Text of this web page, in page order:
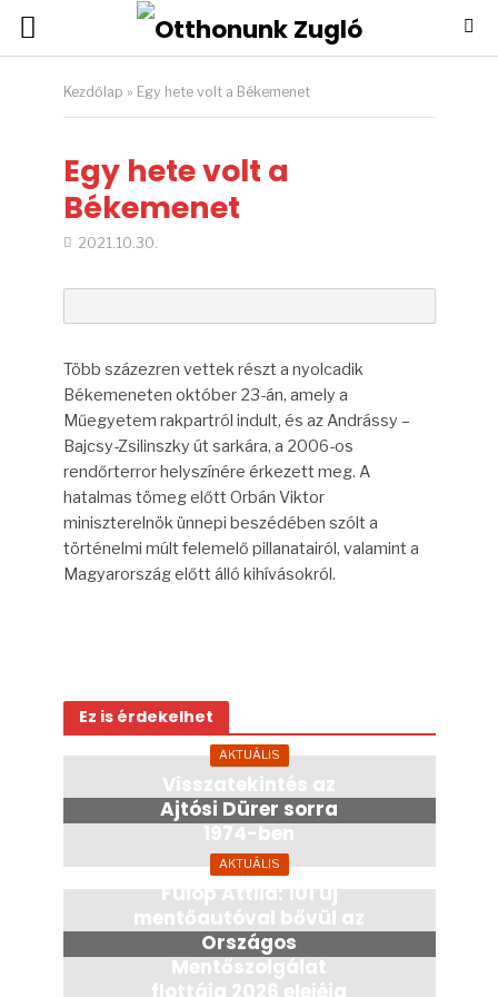
Kezdőlap » Egy hete volt a Békemenet
Egy hete volt a
Békemenet
2021.10.30.
Több százezren vettek részt a nyolcadik
Békemeneten október 23-án, amely a
Műegyetem rakpartról indult, és az Andrássy –
Bajcsy-Zsilinszky út sarkára, a 2006-os
rendőrterror helyszínére érkezett meg. A
hatalmas tömeg előtt Orbán Viktor
miniszterelnök ünnepi beszédében szólt a
történelmi múlt felemelő pillanatairól, valamint a
Magyarország előtt álló kihívásokról.
Ez is érdekelhet
AKTUÁLIS
Visszatekintés az
Ajtósi Dürer sorra
1974-ben
7 hónap
AKTUÁLIS
Fülöp Attila: 101 új
mentőautóval bővül az
Országos
Mentőszolgálat
flottája 2026 elejéig